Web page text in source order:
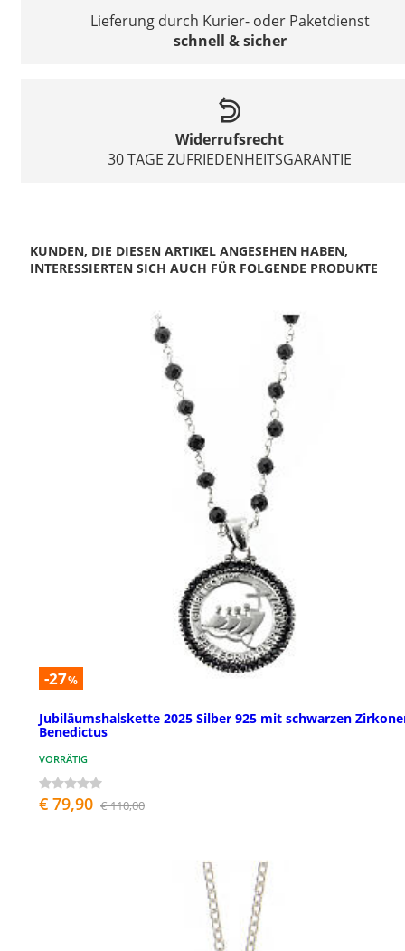
Lieferung durch Kurier- oder Paketdienst
schnell & sicher
Widerrufsrecht
30 TAGE ZUFRIEDENHEITSGARANTIE
KUNDEN, DIE DIESEN ARTIKEL ANGESEHEN HABEN,
INTERESSIERTEN SICH AUCH FÜR FOLGENDE PRODUKTE
-27%
Jubiläumshalskette 2025 Silber 925 mit schwarzen
Benedictus
VORRÄTIG
€ 79,90 € 110,00